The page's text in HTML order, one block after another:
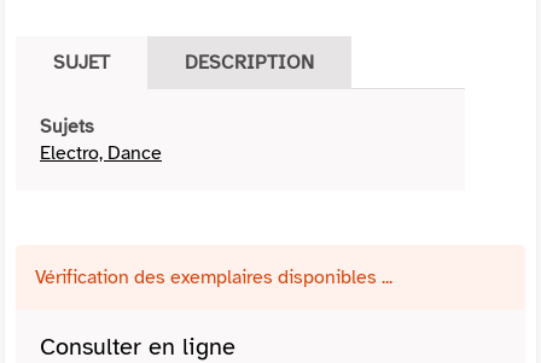
SUJET DESCRIPTION
Sujets
Electro, Dance
Vérification des exemplaires disponibles ...
Consulter en ligne